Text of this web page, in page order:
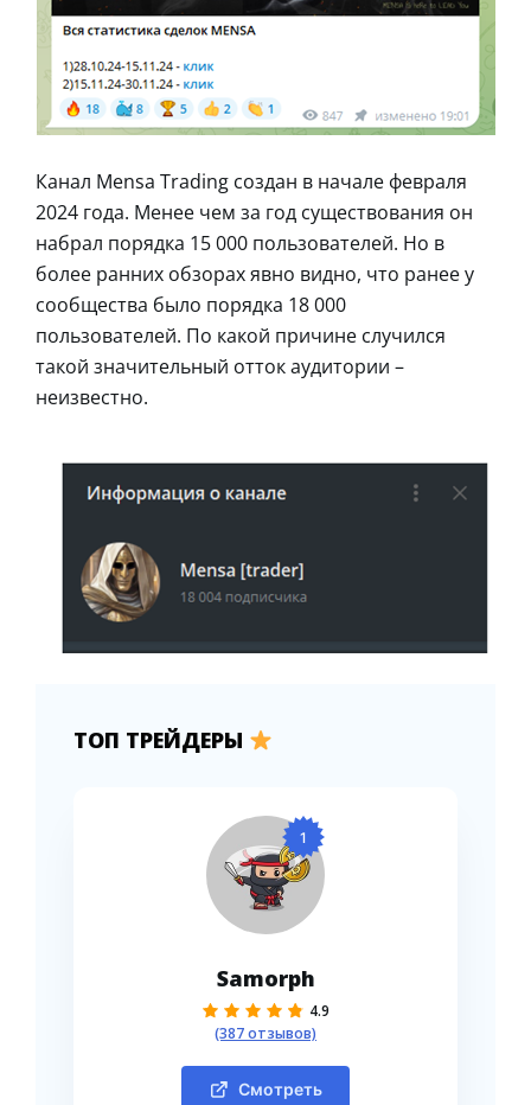
Канал Mensa Trading создан в начале февраля
2024 года. Менее чем за год существования он
набрал порядка 15 000 пользователей. Но в
более ранних обзорах явно видно, что ранее у
сообщества было порядка 18 000
пользователей. По какой причине случился
такой значительный отток аудитории –
неизвестно.
ТОП ТРЕЙДЕРЫ
1
Samorph
4.9
(387 отзывов)
Смотреть